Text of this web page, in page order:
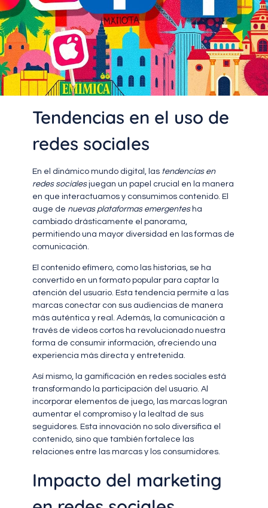
Tendencias en el uso de
redes sociales
En el dinámico mundo digital, las tendencias en
redes socialesjuegan un papel crucial en la manera
en que interactuamos y consumimos contenido. El
auge de nuevas plataformas emergentesha
cambiado drásticamente el panorama,
permitiendo una mayor diversidad en las formas de
comunicación.
El contenido efímero, como las historias, se ha
convertido en un formato popular para captar la
atención del usuario. Esta tendencia permite a las
marcas conectar con sus audiencias de manera
más auténtica y real. Además, la comunicación a
través de videos cortos ha revolucionado nuestra
forma de consumir información, ofreciendo una
experiencia más directa y entretenida.
Así mismo, la gamificación en redes sociales está
transformando la participación del usuario. Al
incorporar elementos de juego, las marcas logran
aumentar el compromiso y la lealtad de sus
seguidores. Esta innovación no solo diversifica el
contenido, sino que también fortalece las
relaciones entre las marcas y los consumidores.
Impacto del marketing